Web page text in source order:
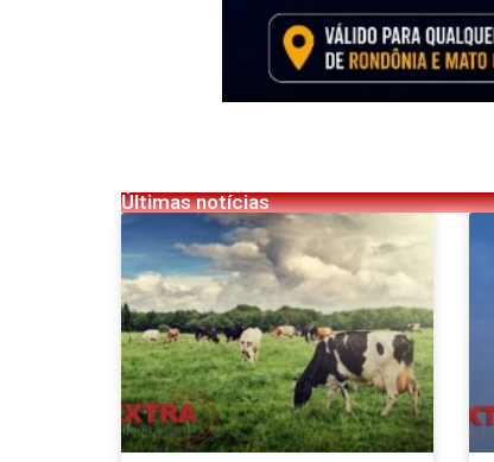
Últimas notícias